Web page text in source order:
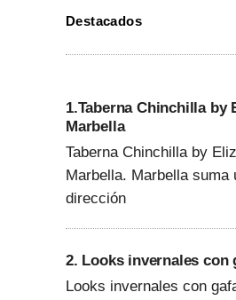
Destacados
1.Taberna Chinchilla by
Marbella
Taberna Chinchilla by
Marbella. Marbella suma
dirección
2. Looks invernales con
Looks invernales con